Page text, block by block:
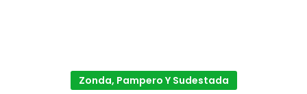
Zonda, Pampero Y Sudestada